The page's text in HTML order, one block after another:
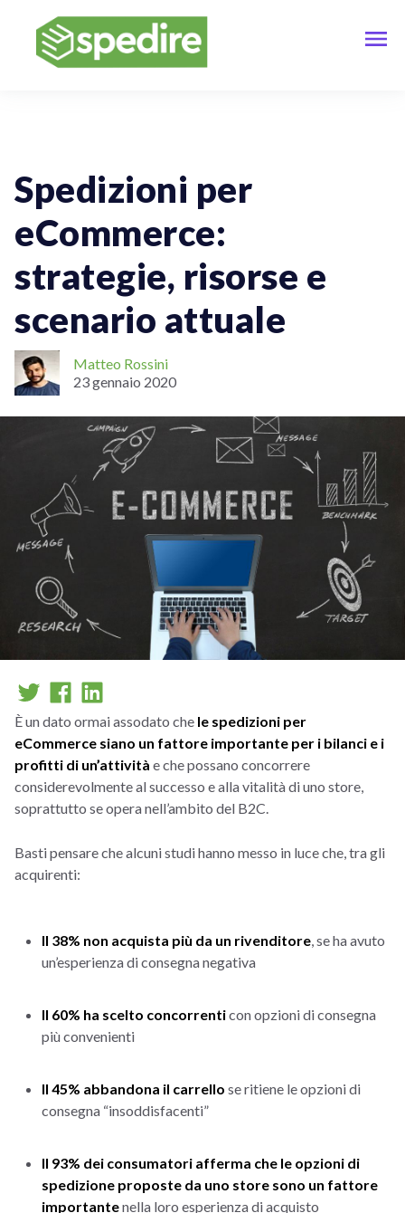
Spedizioni per
eCommerce:
strategie, risorse e
scenario attuale
Matteo Rossini
23 gennaio 2020
È un dato ormai assodato che le spedizioni per
eCommerce siano un fattore importante per i bilanci e i
profitti di un’attività e che possano concorrere
considerevolmente al successo e alla vitalità di uno store,
soprattutto se opera nell’ambito del B2C.
Basti pensare che alcuni studi hanno messo in luce che, tra gli
acquirenti:
Il 38% non acquista più da un rivenditore , se ha avuto
un’esperienza di consegna negativa
Il 60% ha scelto concorrenticon opzioni di consegna
più convenienti
Il 45% abbandona il carrello se ritiene le opzioni di
consegna “insoddisfacenti”
Il 93% dei consumatori afferma che le opzioni di
spedizione proposte da uno store sono un fattore
importantenella loro esperienza di acquisto